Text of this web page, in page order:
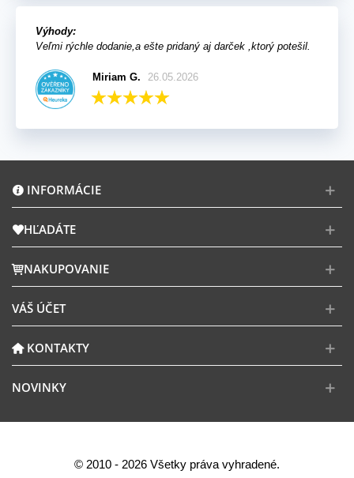
Výhody:
Veľmi rýchle dodanie,a ešte pridaný aj darček ,ktorý potešil.
Miriam G. 26.05.2026
INFORMÁCIE
HĽADÁTE
NAKUPOVANIE
VÁŠ ÚČET
KONTAKTY
NOVINKY
© 2010 - 2026 Všetky práva vyhradené.